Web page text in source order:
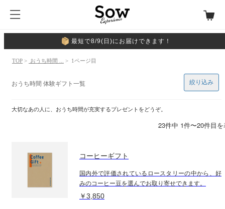
最短で8/9(日)にお届けできます！
TOP > おうち時間 ... > 1ページ目
おうち時間 体験ギフト一覧
大切なあの人に、おうち時間が充実するプレゼントをどうぞ。
絞り込み
23件中 1件〜20件目
コーヒーギフト
国内外で評価されているロースタリーの中から、好
みのコーヒー豆を選んでお取り寄せできます。
￥3,850